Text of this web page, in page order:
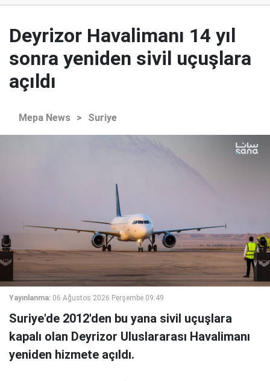
Deyrizor Havalimanı 14 yıl
sonra yeniden sivil uçuşlara
açıldı
Mepa News > Suriye
Yayınlanma: 06 Ağustos 2026 Perşembe 09:49
Suriye'de 2012'den bu yana sivil uçuşlara
kapalı olan Deyrizor Uluslararası Havalimanı
yeniden hizmete açıldı.